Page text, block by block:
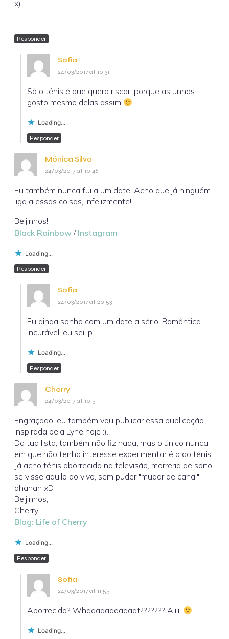
x)
Responder
Sofia
24/03/2017 at 10:31
Só o ténis é que quero riscar, porque as unhas
gosto mesmo delas assim
Loading...
Responder
Mónica Silva
24/03/2017 at 10:46
Eu também nunca fui a um date. Acho que já ninguém
liga a essas coisas, infelizmente!
Beijinhos!!
Black Rainbow / Instagram
Loading...
Responder
Sofia
24/03/2017 at 20:53
Eu ainda sonho com um date a sério! Romântica
incurável, eu sei :p
Loading...
Responder
Cherry
24/03/2017 at 10:51
Engraçado, eu também vou publicar essa publicação
inspirada pela Lyne hoje :).
Da tua lista, também não fiz nada, mas o único nunca
em que não tenho interesse experimentar é o do ténis.
Já acho ténis aborrecido na televisão, morreria de sono
se visse aquilo ao vivo, sem puder "mudar de canal"
ahahah xD.
Beijinhos,
Cherry
Blog: Life of Cherry
Loading...
Responder
Sofia
24/03/2017 at 11:55
Aborrecido? Whaaaaaaaaaaat??????? Aiiiii
Loading...